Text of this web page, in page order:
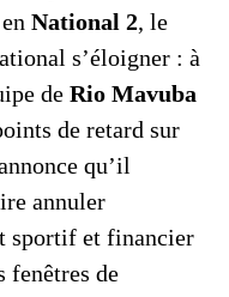
National 2, le
s’éloigner : à
de Rio Mavuba
de retard sur
qu’il
annuler
sportif et financier
fenêtres de